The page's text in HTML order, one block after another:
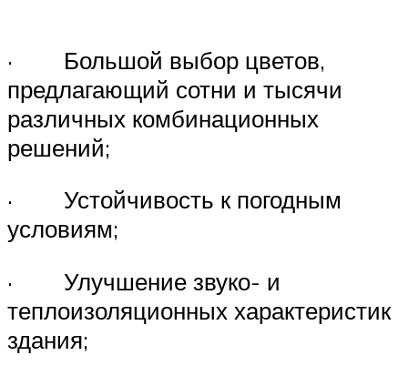
· Большой выбор цветов,
предлагающий сотни и тысячи
различных комбинационных
решений;
· Устойчивость к погодным
условиям;
· Улучшение звуко- и
теплоизоляционных характеристик
здания;